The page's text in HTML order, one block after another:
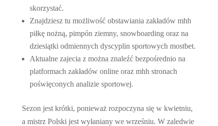
skorzystać.
Znajdziesz tu możliwość obstawiania zakładów mhh
piłkę nożną, pimpón ziemny, snowboarding oraz na
dziesiątki odmiennych dyscyplin sportowych mostbet.
Aktualne zajecia z można znaleźć bezpośrednio na
platformach zakładów online oraz mhh stronach
poświęconych analizie sportowej.
Sezon jest krótki, ponieważ rozpoczyna się w kwietniu,
a mistrz Polski jest wyłaniany we wrześniu. W zaledwie